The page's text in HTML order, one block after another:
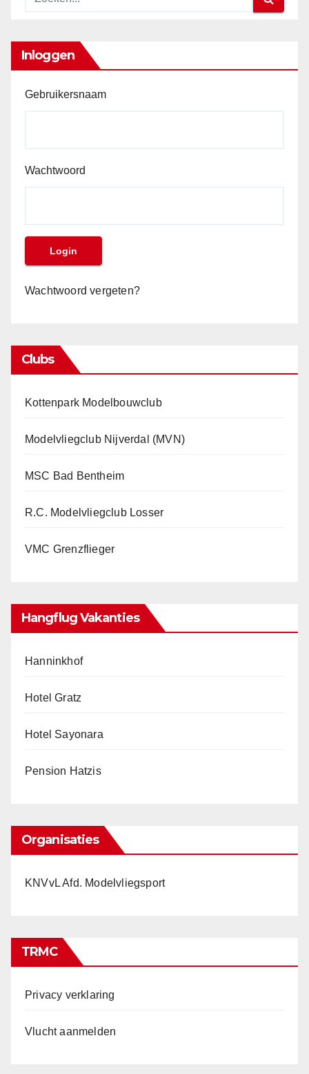
Inloggen
Gebruikersnaam
Wachtwoord
Wachtwoord vergeten?
Clubs
Kottenpark Modelbouwclub
Modelvliegclub Nijverdal (MVN)
MSC Bad Bentheim
R.C. Modelvliegclub Losser
VMC Grenzflieger
Hangflug Vakanties
Hanninkhof
Hotel Gratz
Hotel Sayonara
Pension Hatzis
Organisaties
KNVvL Afd. Modelvliegsport
TRMC
Privacy verklaring
Vlucht aanmelden